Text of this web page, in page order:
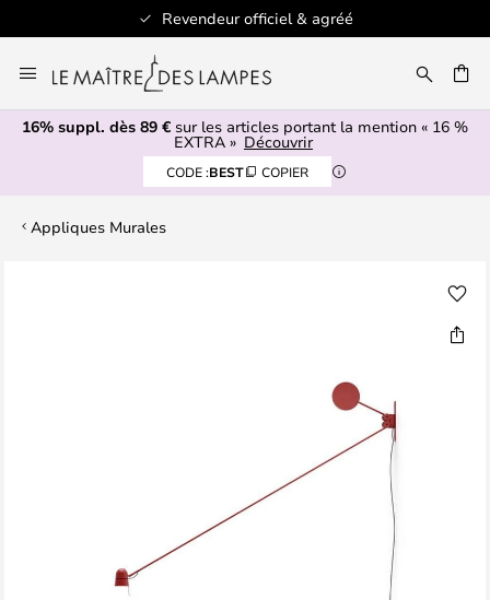
Revendeur officiel & agréé
au
contenu
16% suppl. dès 89 € sur les articles portant la mention « 16 %
EXTRA » Découvrir
CODE :BEST COPIER
Appliques Murales